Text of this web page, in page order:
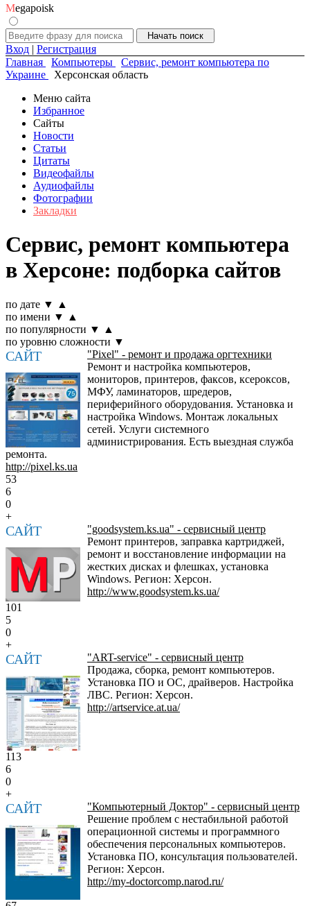
Megapoisk
Вход | Регистрация
Главная
Компьютеры
Сервис, ремонт компьютера по
Украине
Херсонская область
Меню сайта
Избранное
Сайты
Новости
Статьи
Цитаты
Видеофайлы
Аудиофайлы
Фотографии
Закладки
Сервис, ремонт компьютера
в Херсоне: подборка сайтов
по дате ▼
▲
по имени ▼
▲
по популярности ▼
▲
по уровню сложности ▼
САЙТ
"Pixel" - ремонт и продажа оргтехники
Ремонт и настройка компьютеров,
мониторов, принтеров, факсов, ксероксов,
МФУ, ламинаторов, шредеров,
периферийного оборудования. Установка и
настройка Windows. Монтаж локальных
сетей. Услуги системного
администрирования. Есть выездная служба
ремонта.
http://pixel.ks.ua
53
6
0
+
САЙТ
"goodsystem.ks.ua" - сервисный центр
Ремонт принтеров, заправка картриджей,
ремонт и восстановление информации на
жестких дисках и флешках, установка
Windows. Регион: Херсон.
http://www.goodsystem.ks.ua/
101
5
0
+
САЙТ
"ART-service" - сервисный центр
Продажа, сборка, ремонт компьютеров.
Установка ПО и ОС, драйверов. Настройка
ЛВС. Регион: Херсон.
http://artservice.at.ua/
113
6
0
+
САЙТ
"Компьютерный Доктор" - сервисный центр
Решение проблем с нестабильной работой
операционной системы и программного
обеспечения персональных компьютеров.
Установка ПО, консультация пользователей.
Регион: Херсон.
http://my-doctorcomp.narod.ru/